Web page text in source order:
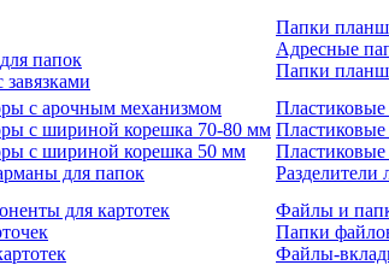
папок
Папки
Адресные
Папки
с арочным механизмом
с шириной корешка 70-80 мм
с шириной корешка 50 мм
для папок
Пластиковые
Пластиковые
Разделители
для картотек
Файлы и
Папки
Файлы-